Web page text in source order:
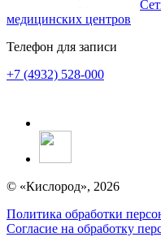
медицинских центров
Телефон для записи
+7 (4932) 528-000
© «Кислород», 2026
Политика обработки
Согласие на обработку